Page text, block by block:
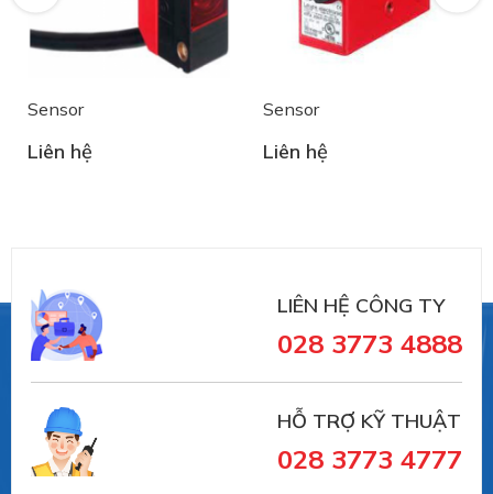
Sensor
Liên hệ
Sensor
Liên hệ
LIÊN HỆ CÔNG TY
028 3773 4888
HỖ TRỢ KỸ THUẬT
028 3773 4777